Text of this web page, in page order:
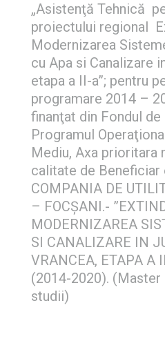
„Asistenţă Tehnică
proiectului regional
Modernizarea
cu Apa si Canalizare
etapa a II-a”; pentru
programare 2014 –
finanţat din Fondul
Programul
Mediu, Axa prioritara
calitate de Beneficiar
COMPANIA DE
– FOCŞANI.-
MODERNIZAREA
SI CANALIZARE IN
VRANCEA, ETAPA A
(2014-2020). (Master
studii)